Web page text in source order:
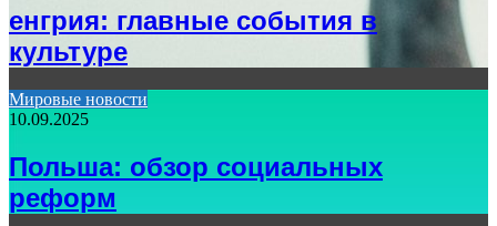
енгрия: главные события в
культуре
Мировые новости
10.09.2025
Польша: обзор социальных
реформ